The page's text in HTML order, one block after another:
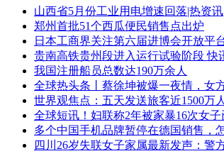
山西省5月份工业用电增速回落|热资讯
郑州首批51个西瓜便民销售点出炉
日本工商界关注第六届进博会开放平
贵南高铁贵州段进入运行试验阶段 快
我国注册船员总数达190万余人
全球热头条丨蔡徐坤被爆一夜情，女
世界观焦点：五天发送旅客近1500万
全球短讯！妇联称2年被家暴16次女子
多个中国手机品牌暂停在德国销售，
四川26岁失联女子家属最新发声：警